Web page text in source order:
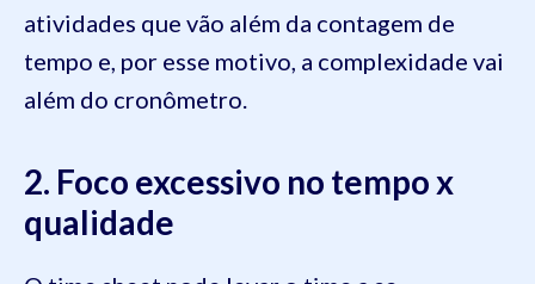
atividades que vão além da contagem de
tempo e, por esse motivo, a complexidade vai
além do cronômetro.
2. Foco excessivo no tempo x
qualidade